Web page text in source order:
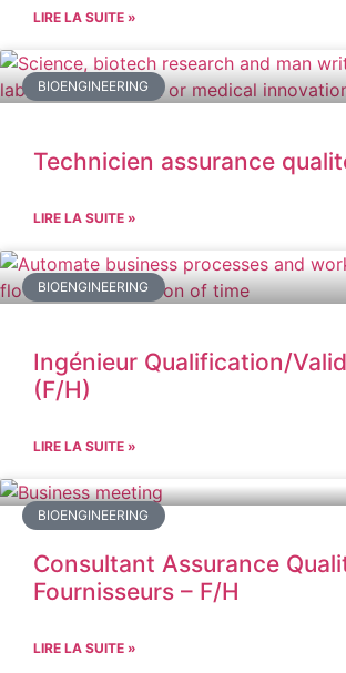
LIRE LA SUITE »
BIOENGINEERING
Technicien assurance
LIRE LA SUITE »
BIOENGINEERING
Ingénieur Qualification/
(F/H)
LIRE LA SUITE »
BIOENGINEERING
Consultant Assurance
Fournisseurs – F/H
LIRE LA SUITE »